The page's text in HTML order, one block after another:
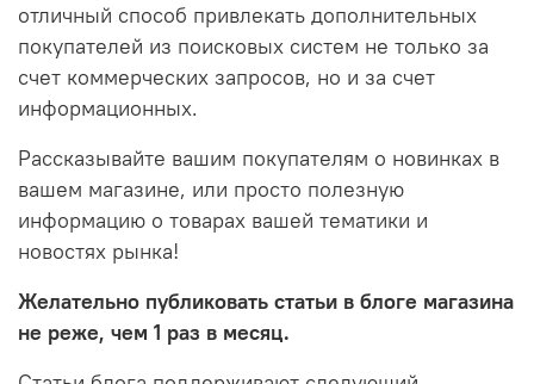
отличный способ привлекать дополнительных
покупателей из поисковых систем не только за
счет коммерческих запросов, но и за счет
информационных.
Рассказывайте вашим покупателям о новинках в
вашем магазине, или просто полезную
информацию о товарах вашей тематики и
новостях рынка!
Желательно публиковать статьи в блоге магазина
не реже, чем 1 раз в месяц.